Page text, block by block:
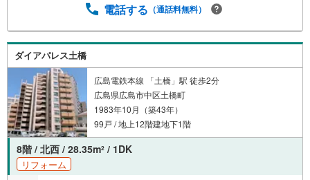
電話する （通話料無料）
ダイアパレス土橋
広島電鉄本線 「土橋」駅 徒歩2分
広島県広島市中区土橋町
1983年10月（築43年）
99戸 / 地上12階建地下1階
8階 / 北西 / 28.35m2 / 1DK
リフォーム